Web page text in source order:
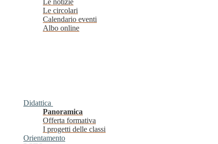
Le notizie
Le circolari
Calendario eventi
Albo online
Didattica
Panoramica
Offerta formativa
I progetti delle classi
Orientamento